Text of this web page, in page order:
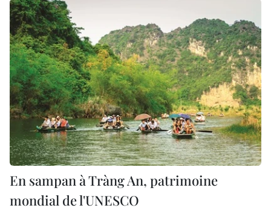
En sampan à Tràng An, patrimoine
mondial de l'UNESCO